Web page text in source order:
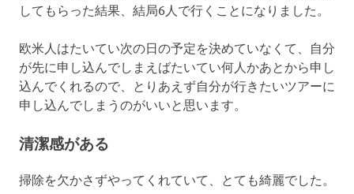
してもらった結果、結局6人で行くことになりました。
欧米人はたいてい次の日の予定を決めていなくて、自分
が先に申し込んでしまえばたいてい何人かあとから申し
込んでくれるので、とりあえず自分が行きたいツアーに
申し込んでしまうのがいいと思います。
清潔感がある
掃除を欠かさずやってくれていて、とても綺麗でした。